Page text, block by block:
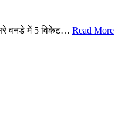
वनडे में 5 विकेट… Read More